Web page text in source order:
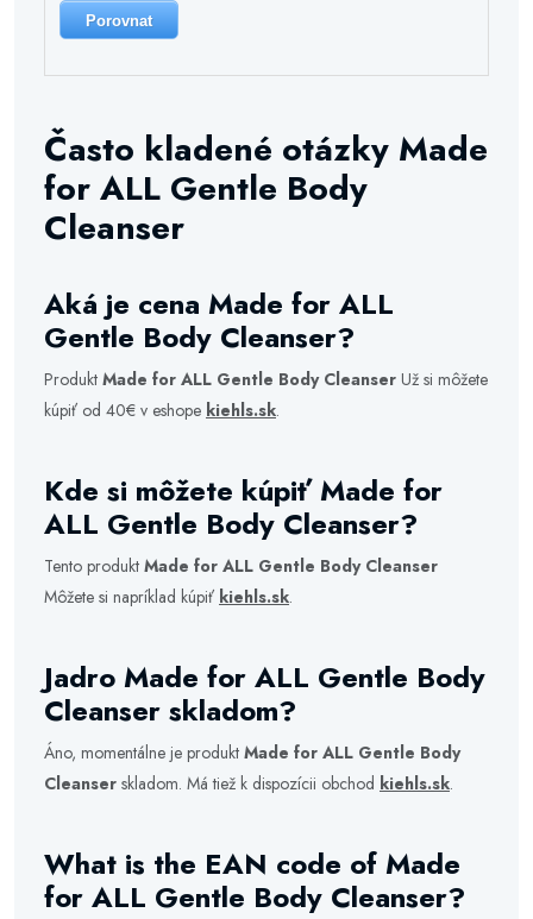
Porovnat
Často kladené otázky Made
for ALL Gentle Body
Cleanser
Aká je cena Made for ALL
Gentle Body Cleanser?
Produkt Made for ALL Gentle Body Cleanser Už si môžete
kúpiť od 40€ v eshope kiehls.sk.
Kde si môžete kúpiť Made for
ALL Gentle Body Cleanser?
Tento produkt Made for ALL Gentle Body Cleanser
Môžete si napríklad kúpiť kiehls.sk.
Jadro Made for ALL Gentle Body
Cleanser skladom?
Áno, momentálne je produkt Made for ALL Gentle Body
Cleanser skladom. Má tiež k dispozícii obchod kiehls.sk.
What is the EAN code of Made
for ALL Gentle Body Cleanser?